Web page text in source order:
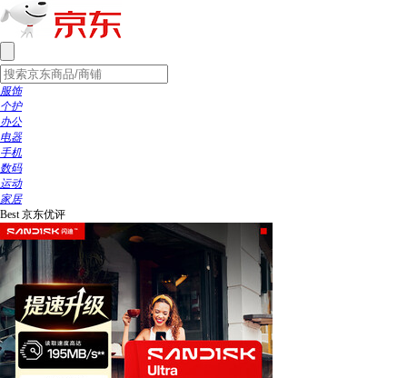
服饰
个护
办公
电器
手机
数码
运动
家居
Best 京东优评